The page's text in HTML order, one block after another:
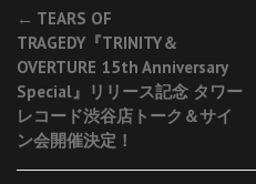
Post
navigation
← TEARS OF
TRAGEDY『TRINITY＆
OVERTURE 15th Anniversary
Special』リリース記念 タワー
レコード渋谷店トーク＆サイ
ン会開催決定！